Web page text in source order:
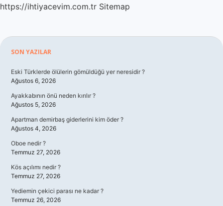
https://ihtiyacevim.com.tr Sitemap
Sidebar
SON YAZILAR
Eski Türklerde ölülerin gömüldüğü yer neresidir ?
Ağustos 6, 2026
Ayakkabının önü neden kırılır ?
Ağustos 5, 2026
Apartman demirbaş giderlerini kim öder ?
Ağustos 4, 2026
Oboe nedir ?
Temmuz 27, 2026
Kös açılımı nedir ?
Temmuz 27, 2026
Yediemin çekici parası ne kadar ?
Temmuz 26, 2026